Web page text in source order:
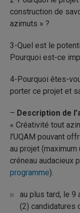
construction de
azimuts » ?
3-Quel est le
Pourquoi est-ce
4-Pourquoi êtes-
porter ce projet et
– Description de
« Créativité tout
l’UQAM pouvant
au projet
créneau audacieux
programme).
au plus tard, le
(2) candidatures